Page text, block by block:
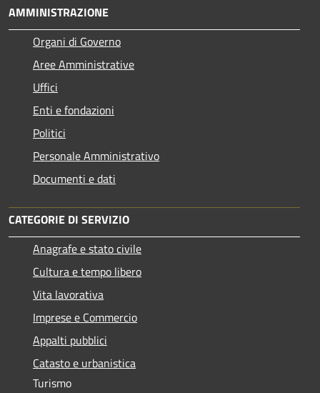
AMMINISTRAZIONE
Organi di Governo
Aree Amministrative
Uffici
Enti e fondazioni
Politici
Personale Amministrativo
Documenti e dati
CATEGORIE DI SERVIZIO
Anagrafe e stato civile
Cultura e tempo libero
Vita lavorativa
Imprese e Commercio
Appalti pubblici
Catasto e urbanistica
Turismo